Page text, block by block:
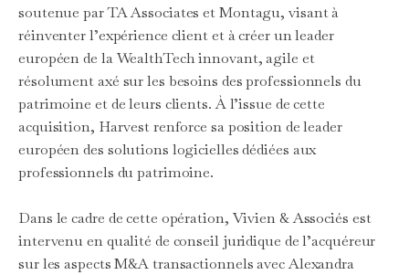
soutenue par TA Associates et Montagu, visant à
réinventer l’expérience client et à créer un leader
européen de la WealthTech innovant, agile et
résolument axé sur les besoins des professionnels du
patrimoine et de leurs clients. À l’issue de cette
acquisition, Harvest renforce sa position de leader
européen des solutions logicielles dédiées aux
professionnels du patrimoine.
Dans le cadre de cette opération, Vivien & Associés est
intervenu en qualité de conseil juridique de l’acquéreur
sur les aspects M&A transactionnels avec Alexandra